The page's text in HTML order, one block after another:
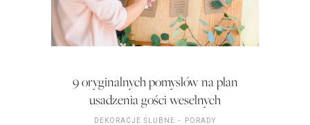
9 oryginalnych pomysłów na plan
usadzenia gości weselnych
DEKORACJE ŚLUBNE PORADY